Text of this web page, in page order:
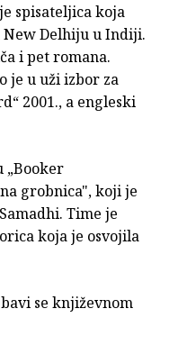
spisateljica koja
New Delhiju u Indiji.
i pet romana.
je u uži izbor za
2001., a engleski
„Booker
grobnica", koji je
Time je
koja je osvojila
se književnom